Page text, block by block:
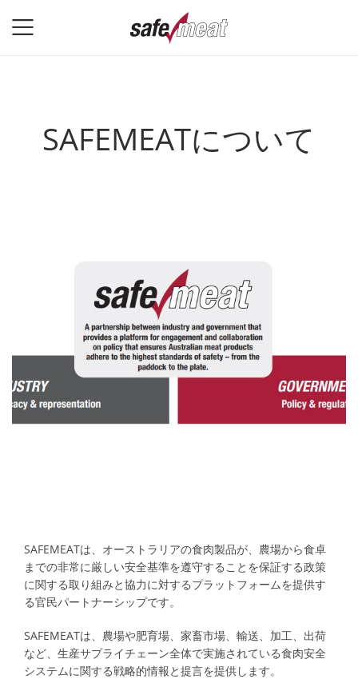
SAFEMEATについて
SAFEMEATは、オーストラリアの食肉製品が、農場から食卓
までの非常に厳しい安全基準を遵守することを保証する政策
に関する取り組みと協力に対するプラットフォームを提供す
る官民パートナーシップです。
SAFEMEATは、農場や肥育場、家畜市場、輸送、加工、出荷
など、生産サプライチェーン全体で実施されている食肉安全
システムに関する戦略的情報と提言を提供します。